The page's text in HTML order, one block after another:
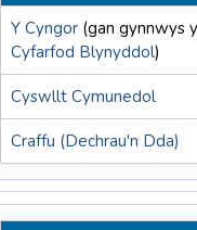
Y Cyngor (gan gynnwys y
Cyfarfod Blynyddol)
Cyswllt Cymunedol
Craffu (Dechrau'n Dda)